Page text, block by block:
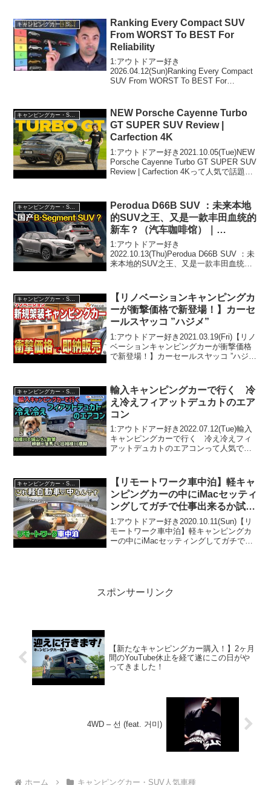
キャンピングカー・SUV人気車種
Ranking Every Compact SUV
From WORST To BEST For
Reliability
1:アウトドアー好き
2026.04.12(Sun)Ranking Every Compact
SUV From WORST To BEST For
NEW Porsche Cayenne Turbo
GT SUPER SUV Review |
Carfection 4K
1:アウトドアー好き2021.10.05(Tue)NEW
Porsche Cayenne Turbo GT SUPER SUV
Review | Carfection 4Kって人気で話題ら
キャンピングカー・SUV人気車種
Perodua D66B SUV ：未来本地
的SUV之王、又是一款丰田血统的
新车？（汽车咖啡馆）｜
automachi.com 马来西亚试车频
道
1:アウトドアー好き
2022.10.13(Thu)Perodua D66B SUV ：未
来本地的SUV之王、又是一款丰田血统的
ぞ、見逃さないで！！2:アウ...
キャンピングカー・SUV人気車種
【リノベーションキャンピングカ
ーが衝撃価格で新登場！】カーセ
ールスヤッコ ”ハジメ”
1:アウトドアー好き2021.03.19(Fri)【リノ
ベーションキャンピングカーが衝撃価格
で新登場！】カーセールスヤッコ ”ハジ
この動画は注目で...
輸入キャンピングカーで行く 冷
え冷えフィアットデュカトのエア
コン
1:アウトドアー好き2022.07.12(Tue)輸入
キャンピングカーで行く 冷え冷えフィ
アットデュカトのエアコンって人気で話
目です！3:アウトドアー...
キャンピングカー・SUV人気車種
【リモートワーク車中泊】軽キャ
ンピングカーの中にiMacセッティ
ングしてガチで仕事出来るか試し
てみました！【インディ727】
1:アウトドアー好き2020.10.11(Sun)【リ
モートワーク車中泊】軽キャンピングカ
ーの中にiMacセッティングしてガチで仕
スポンサーリンク
【新たなキャンピングカー購入！】2ヶ月
間のYouTube休止を経て遂にこの日がや
ってきました！
4WD – 선 (feat. 거미)
ホーム キャンピングカー・SUV人気車種